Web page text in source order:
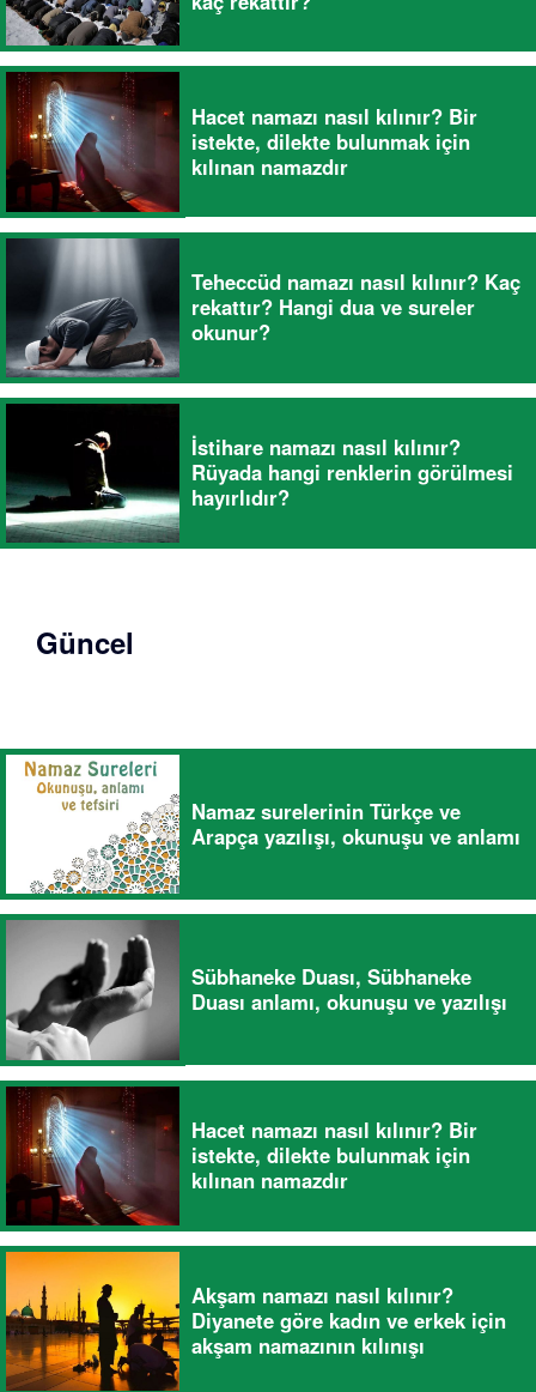
Hacet namazı nasıl kılınır? Bir
istekte, dilekte bulunmak için
kılınan namazdır
Teheccüd namazı nasıl kılınır? Kaç
rekattır? Hangi dua ve sureler
okunur?
İstihare namazı nasıl kılınır?
Rüyada hangi renklerin görülmesi
hayırlıdır?
Güncel
Namaz surelerinin Türkçe ve
Arapça yazılışı, okunuşu ve anlamı
Sübhaneke Duası, Sübhaneke
Duası anlamı, okunuşu ve yazılışı
Hacet namazı nasıl kılınır? Bir
istekte, dilekte bulunmak için
kılınan namazdır
Akşam namazı nasıl kılınır?
Diyanete göre kadın ve erkek için
akşam namazının kılınışı